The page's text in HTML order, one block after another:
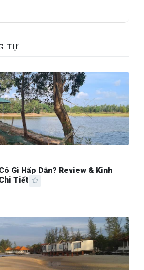
TỰ
Gì Hấp Dẫn? Review & Kinh
Tiết